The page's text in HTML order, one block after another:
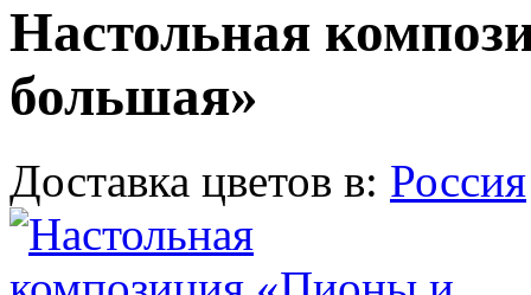
Настольная
большая»
Доставка цветов в: Россия